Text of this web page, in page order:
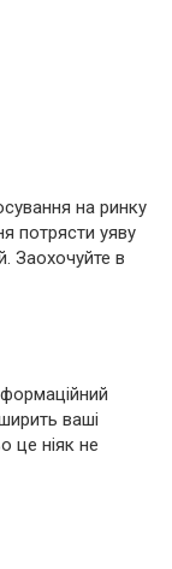
на ринку
потрясти уяву
Заохочуйте в
ваші
це ніяк не